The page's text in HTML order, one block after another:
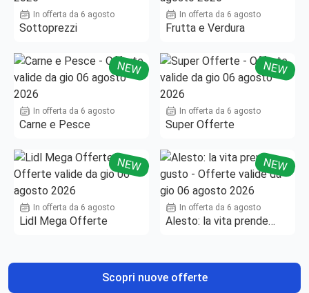
In offerta da 6 agosto
Sottoprezzi
In offerta da 6 agosto
Frutta e Verdura
NEW
In offerta da 6 agosto
Carne e Pesce
NEW
In offerta da 6 agosto
Super Offerte
NEW
In offerta da 6 agosto
Lidl Mega Offerte
NEW
In offerta da 6 agosto
Alesto: la vita prende
Scopri nuove offerte